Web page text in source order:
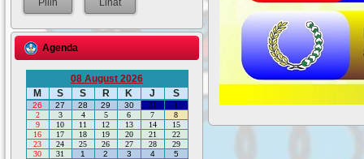
Lihat
Agenda
08 August 2026
M
S S R K J S
26 27 28 29 30 31
1
2
3 4 5 6 7
8
9
10 11 12 13 14
15
16
17 18 19 20 21
22
23
24 25 26 27 28
29
30
31 1 2 3 4 5